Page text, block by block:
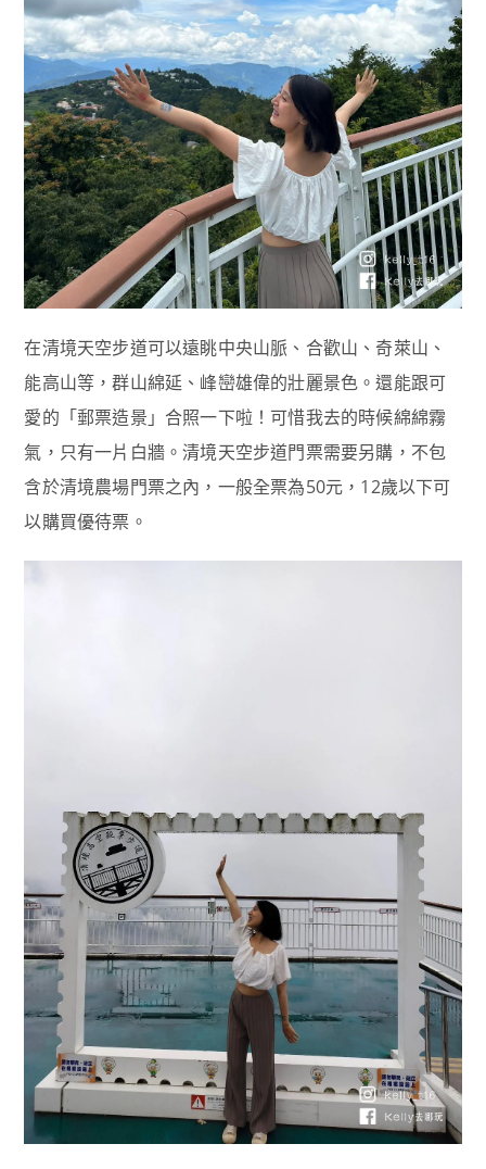
在清境天空步道可以遠眺中央山脈、合歡山、奇萊山、
能高山等，群山綿延、峰巒雄偉的壯麗景色。還能跟可
愛的「郵票造景」合照一下啦！可惜我去的時候綿綿霧
氣，只有一片白牆。清境天空步道門票需要另購，不包
含於清境農場門票之內，一般全票為50元，12歲以下可
以購買優待票。